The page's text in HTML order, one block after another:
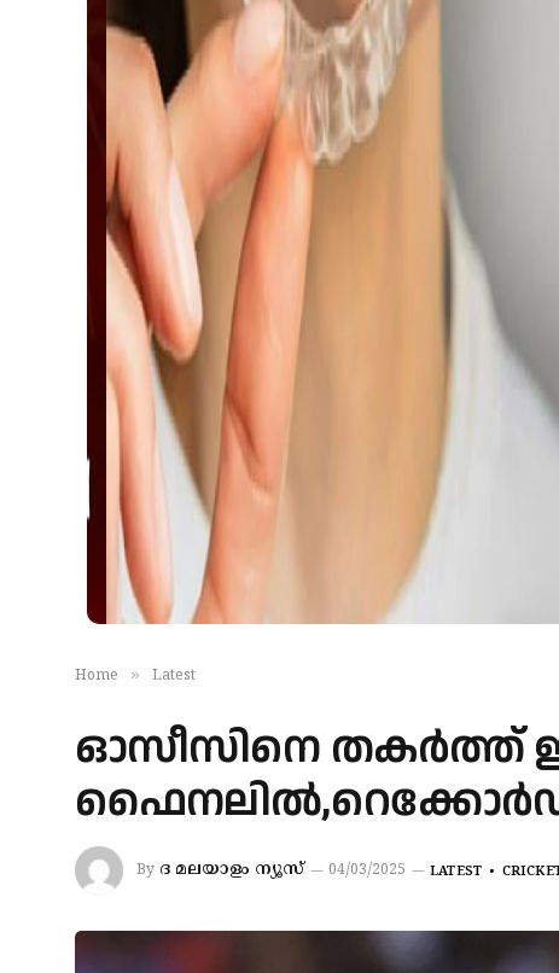
Home » Latest
ഓസീസിനെ തകർത്ത്
ഫൈനലിൽ,റെക്കോർഡ്
By ദ മലയാളം ന്യൂസ് 04/03/2025 LATEST